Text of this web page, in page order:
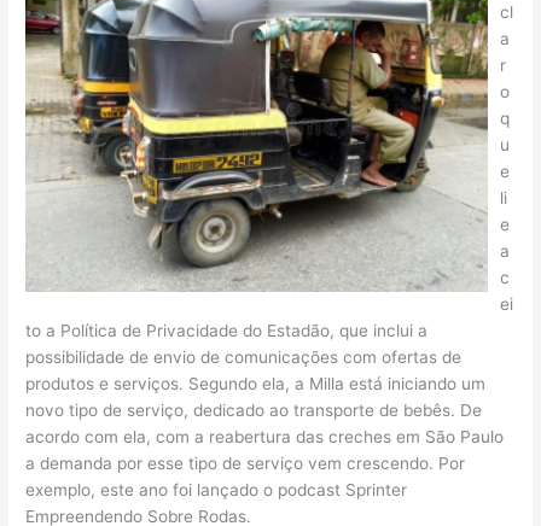
cl
a
r
o
q
u
e
li
e
a
c
ei
to a Política de Privacidade do Estadão, que inclui a
possibilidade de envio de comunicações com ofertas de
produtos e serviços. Segundo ela, a Milla está iniciando um
novo tipo de serviço, dedicado ao transporte de bebês. De
acordo com ela, com a reabertura das creches em São Paulo
a demanda por esse tipo de serviço vem crescendo. Por
exemplo, este ano foi lançado o podcast Sprinter
Empreendendo Sobre Rodas.